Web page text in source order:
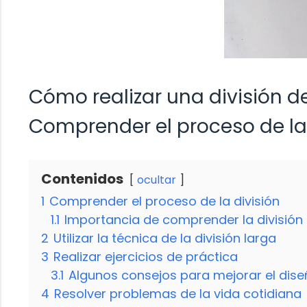
Cómo realizar una división
Comprender el proceso de
Contenidos ocultar
1 Comprender el proceso de la división
1.1 Importancia de comprender la división
2 Utilizar la técnica de la división larga
3 Realizar ejercicios de práctica
3.1 Algunos consejos para mejorar el
4 Resolver problemas de la vida cotidiana